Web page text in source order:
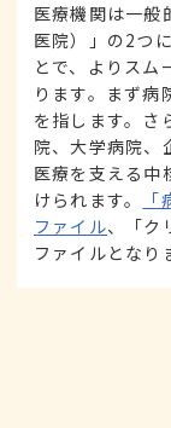
医療機関は一般
医院）」の2つ
とで、よりスム
ります。まず病
を指します。さ
院、大学病院、
医療を支える中
けられます。
ファイル、「ク
ファイルとなり